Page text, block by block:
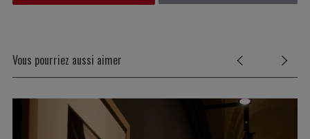
Vous pourriez aussi aimer